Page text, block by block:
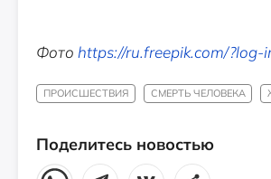
Фото https://ru.freepik.com/?log-
ПРОИСШЕСТВИЯ СМЕРТЬ ЧЕЛОВЕКА
Поделитесь новостью